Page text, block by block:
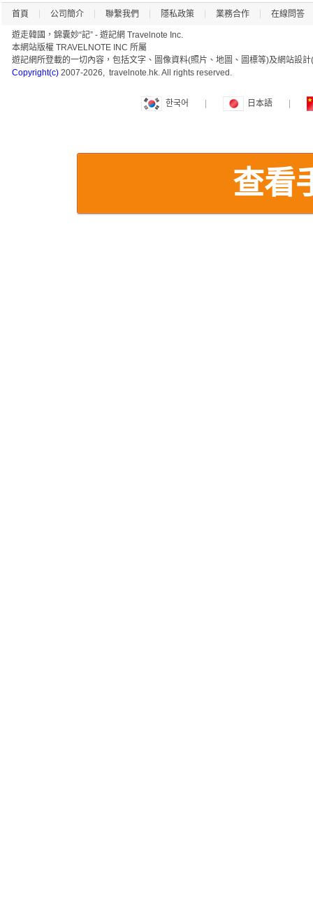
首頁 公司簡介 聯繫我們 隱私政策 業務合作 在線問答
遊走韓國，錦囊妙“記” - 遊記網 Travelnote Inc.
本網站版權 TRAVELNOTE INC 所屬
遊記網所登載的一切內容，包括文字、圖像資料(照片、地圖、圖標等)及網站
Copyright(c) 2007-2026, travelnote.hk. All rights reserved.
한국어 日本語
查看